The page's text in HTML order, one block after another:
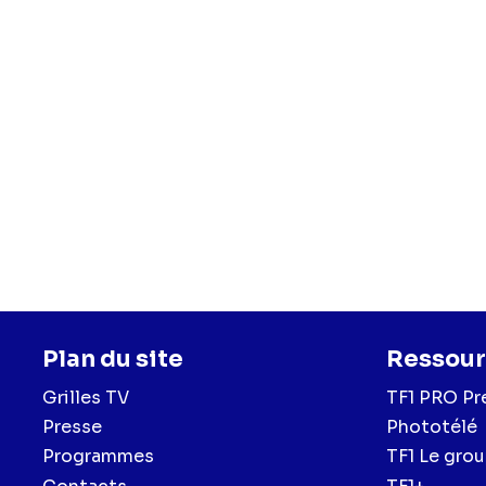
Plan du site
Grilles TV
Presse
Programmes
TF1 PRO
Phototélé
TF1 Le